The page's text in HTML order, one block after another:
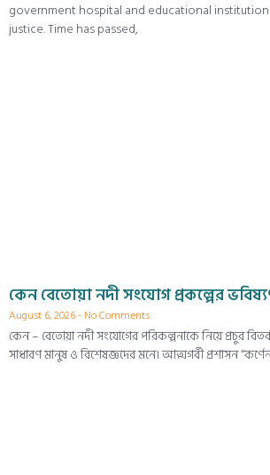
government hospital and educational
justice. Time has passed,
কেন বেতোয়া নদী সংযোগ প্রকল্পের
August 6, 2026 No Comments
কেন – বেতোয়া নদী সংযোগের পরিকল্পনাকে নিয়ে প্রচুর
সাধারণ মানুষ ও বিশেষজ্ঞদের মনে। আত্মগর্বী প্রশাসন